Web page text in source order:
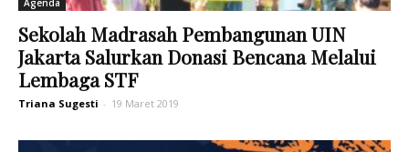
Agenda
Sekolah Madrasah Pembangunan UIN
Jakarta Salurkan Donasi Bencana Melalui
Lembaga STF
Triana Sugesti - 19 Maret 2019